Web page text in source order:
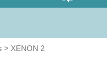
> XENON 2